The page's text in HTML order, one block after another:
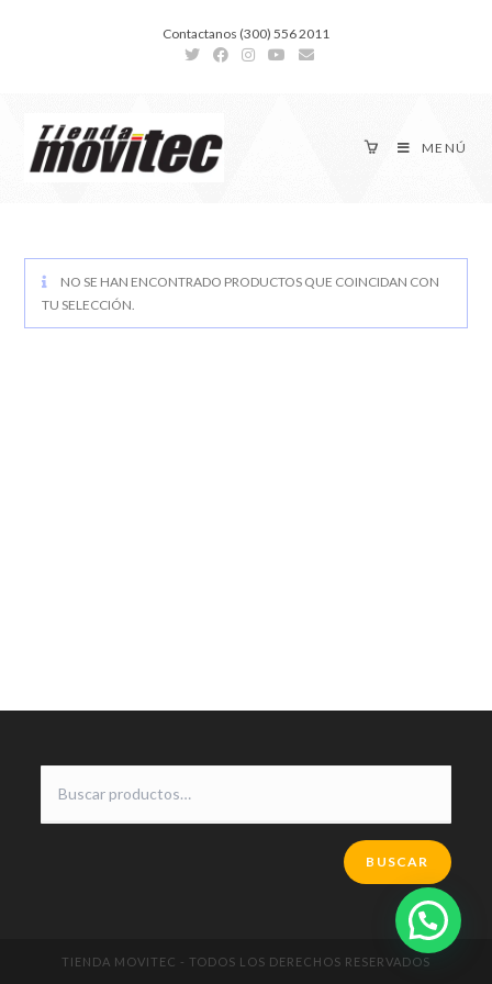
Contactanos (300) 556 2011
MENÚ
NO SE HAN ENCONTRADO PRODUCTOS QUE COINCIDAN CON
TU SELECCIÓN.
BUSCAR
TIENDA MOVITEC - TODOS LOS DERECHOS RESERVADOS